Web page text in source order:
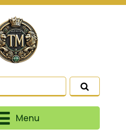
Menu
como você usa
nossos produtos
esforços de
de terceiros. Leia
ePolítica de